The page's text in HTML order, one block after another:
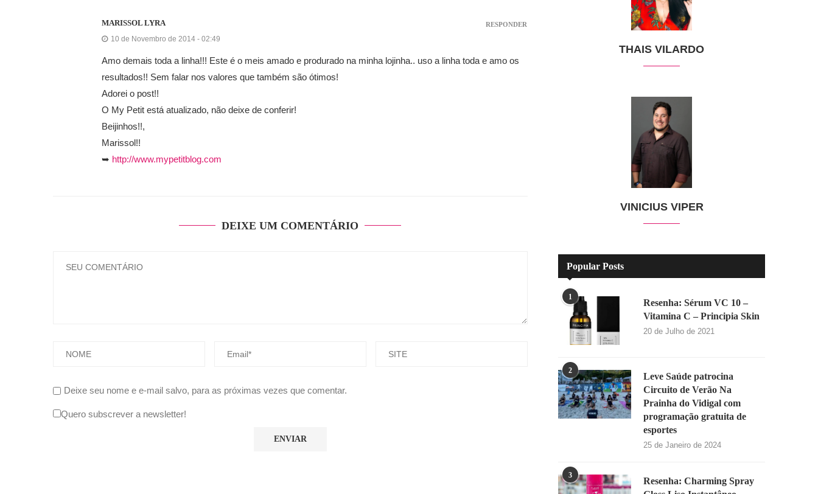
MARISSOL LYRA
10 de Novembro de 2014 - 02:49
Amo demais toda a linha!!! Este é o meis amado e produrado na minha lojinha.. uso a linha toda e amo os
resultados!! Sem falar nos valores que também são ótimos!
Adorei o post!!
O My Petit está atualizado, não deixe de conferir!
Beijinhos!!,
Marissol!!
➥ http://www.mypetitblog.com
RESPONDER
DEIXE UM COMENTÁRIO
Deixe seu nome e e-mail salvo, para as próximas vezes que comentar.
Quero subscrever a newsletter!
THAIS VILARDO
VINICIUS VIPER
Popular Posts
1
Resenha: Sérum VC 10 –
Vitamina C – Principia Skin
20 de Julho de 2021
2
Leve Saúde patrocina
Circuito de Verão Na
Prainha do Vidigal com
programação gratuita de
esportes
25 de Janeiro de 2024
3
Resenha: Charming Spray